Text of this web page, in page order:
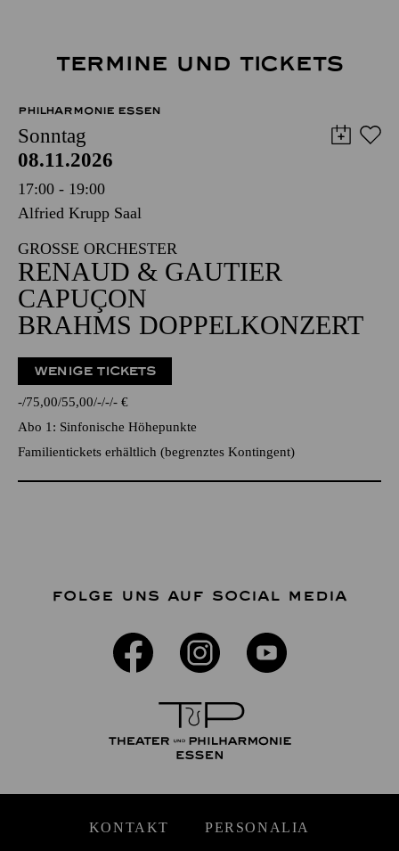
TERMINE UND TICKETS
PHILHARMONIE ESSEN
Sonntag
08.11.2026
17:00 - 19:00
Alfried Krupp Saal
GROSSE ORCHESTER
RENAUD & GAUTIER
CAPUÇON
BRAHMS DOPPELKONZERT
WENIGE TICKETS
- 75,00 55,00 - - - €
Abo 1: Sinfonische Höhepunkte
Familientickets erhältlich (begrenztes Kontingent)
FOLGE UNS AUF SOCIAL MEDIA
KONTAKT PERSONALIA